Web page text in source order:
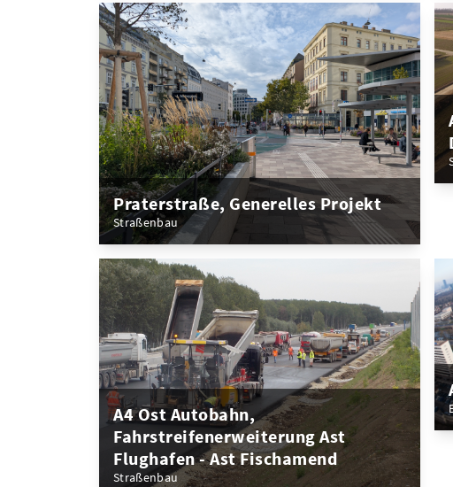
Praterstraße, Generelles Projekt
Straßenbau
A4 Ost Autobahn,
Fahrstreifenerweiterung Ast
Flughafen - Ast Fischamend
Straßenbau